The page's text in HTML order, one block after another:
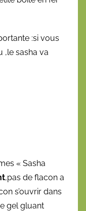
:si vous
,le sasha va
« Sasha
,pas de flacon a
s’ouvrir dans
gel gluant